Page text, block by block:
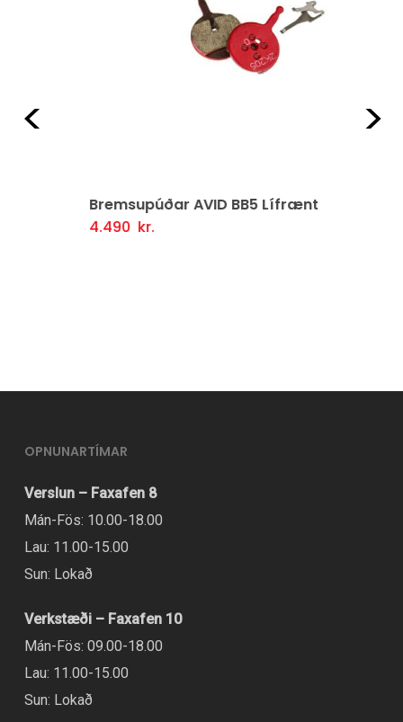
Bremsupúðar AVID BB5 Lífrænt
4.490kr.
Setja Í Körfu
OPNUNARTÍMAR
Verslun – Faxafen 8
Mán-Fös: 10.00-18.00
Lau: 11.00-15.00
Sun: Lokað
Verkstæði – Faxafen 10
Mán-Fös: 09.00-18.00
Lau: 11.00-15.00
Sun: Lokað